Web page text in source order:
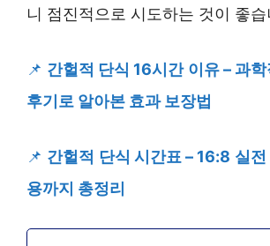
니 점진적으로 시도하는 것이 좋습
📌 간헐적 단식 16시간 이유 – 과
후기로 알아본 효과 보장법
📌 간헐적 단식 시간표 – 16:8 실
용까지 총정리